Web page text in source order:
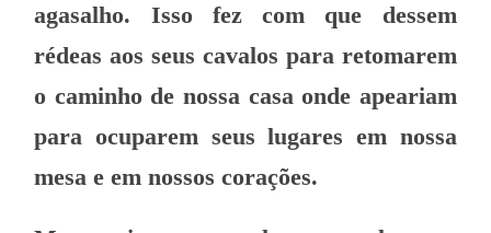
agasalho. Isso fez com que dessem
rédeas aos seus cavalos para retomarem
o caminho de nossa casa onde apeariam
para ocuparem seus lugares em nossa
mesa e em nossos corações.